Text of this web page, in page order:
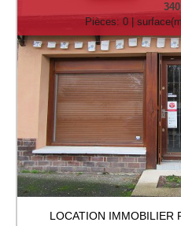
Pièces: 0 |
LOCATION IMMOBILIER